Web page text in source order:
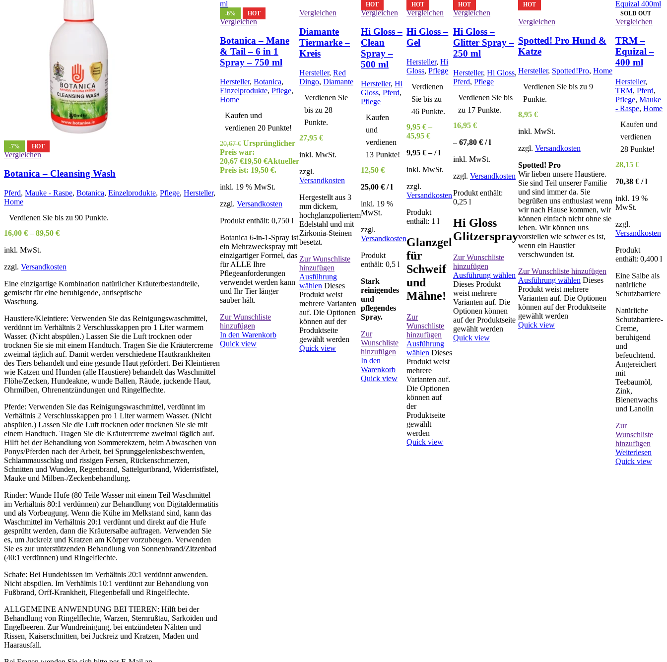
-7% HOT
Vergleichen
Botanica – Cleansing Wash
Pferd, Mauke - Raspe, Botanica, Einzelprodukte, Pflege, Hersteller,
Home
Verdienen Sie bis zu 90 Punkte.
16,00 € – 89,50 €
inkl. MwSt.
zzgl. Versandkosten
Eine einzigartige Kombination natürlicher Kräuterbestandteile,
gemischt für eine beruhigende, antiseptische
Waschung.
Haustiere/Kleintiere: Verwenden Sie das Reinigungswaschmittel,
verdünnt im Verhältnis 2 Verschlusskappen pro 1 Liter warmem
Wasser. (Nicht abspülen.) Lassen Sie die Luft trocknen oder
trocknen Sie sie mit einem Handtuch. Tragen Sie die Kräutercreme
zweimal täglich auf. Damit werden verschiedene Hautkrankheiten
des Tiers behandelt und eine gesunde Haut gefördert. Bei Kleintieren
wie Katzen und Hunden (alle Haustiere) behandelt das Waschmittel
Flöhe/Zecken, Hundeakne, wunde Ballen, Räude, juckende Haut,
Ohrmilben, Ohrenentzündungen und Ringelflechte.
Pferde: Verwenden Sie das Reinigungswaschmittel, verdünnt im
Verhältnis 2 Verschlusskappen pro 1 Liter warmem Wasser. (Nicht
abspülen.) Lassen Sie die Luft trocknen oder trocknen Sie sie mit
einem Handtuch. Tragen Sie die Kräutercreme zweimal täglich auf.
Hilft bei der Behandlung von Sommerekzem, beim Abwaschen von
Ponys/Pferden nach der Arbeit, bei Sprunggelenksbeschwerden,
Schlammausschlag und rissigen Fersen, Rückenschmerzen,
Schnitten und Wunden, Regenbrand, Sattelgurtbrand, Widerristfistel,
Mauke und Milben-/Zeckenbehandlung.
Rinder: Wunde Hufe (80 Teile Wasser mit einem Teil Waschmittel
im Verhältnis 80:1 verdünnen) zur Behandlung von Digitaldermatitis
und als Vorbeugung. Wenn die Kühe im Melkstand sind, kann das
Waschmittel im Verhältnis 20:1 verdünnt und direkt auf die Hufe
gesprüht werden, dann die Kräutersalbe auftragen. Verwenden Sie
es, um Juckreiz und Kratzen am Körper vorzubeugen. Verwenden
Sie es zur unterstützenden Behandlung von Sonnenbrand/Zitzenbad
(40:1 verdünnen) und Ringelflechte.
Schafe: Bei Hundebissen im Verhältnis 20:1 verdünnt anwenden.
Nicht abspülen. Im Verhältnis 10:1 verdünnt zur Behandlung von
Fußbrand, Orff-Krankheit, Fliegenbefall und Ringelflechte.
ALLGEMEINE ANWENDUNG BEI TIEREN: Hilft bei der
Behandlung von Ringelflechte, Warzen, Sternrußtau, Sarkoiden und
Engelbeeren. Zur Wundreinigung, bei entzündeten Nähten und
Rissen, Kaiserschnitten, bei Juckreiz und Kratzen, Maden und
Haarausfall.
-6% HOT
Vergleichen
Botanica – Mane
& Tail – 6 in 1
Spray – 750 ml
Hersteller, Botanica,
Einzelprodukte, Pflege,
Home
Kaufen und
verdienen 20 Punkte!
20,67€ Ursprünglicher
Preis war:
20,67 €19,50€Aktueller
Preis ist: 19,50 €.
inkl. 19 % MwSt.
zzgl.Versandkosten
Produkt enthält: 0,750l
Botanica 6-in-1-Spray ist
ein Mehrzweckspray mit
einzigartiger Formel, das
für ALLE Ihre
Pflegeanforderungen
verwendet werden kann
und Ihr Tier länger
sauber hält.
Zur Wunschliste
hinzufügen
In den Warenkorb
Quick view
Vergleichen
Diamante
Tiermarke –
Kreis
Hersteller, Red
Dingo, Diamante
Verdienen Sie
bis zu 28
Punkte.
27,95€
inkl. MwSt.
zzgl.
Versandkosten
Hergestellt aus 3
mm dickem,
hochglanzpoliertem
Edelstahl und mit
Zirkonia-Steinen
besetzt.
Zur Wunschliste
hinzufügen
Ausführung
wählen Dieses
Produkt weist
mehrere Varianten
auf. Die Optionen
können auf der
Produktseite
gewählt werden
Quick view
HOT
Vergleichen
Hi Gloss –
Clean
Spray –
500 ml
Hersteller, Hi
Gloss, Pferd,
Pflege
Kaufen
und
verdienen
13 Punkte!
12,50€
25,00€ /l
inkl. 19 %
MwSt.
zzgl.
Versandkosten
Produkt
enthält: 0,5l
Stark
reinigendes
und
pflegendes
Spray.
Zur
Wunschliste
hinzufügen
In den
Warenkorb
Quick view
HOT
Vergleichen
Hi Gloss –
Gel
Hersteller, Hi
Gloss, Pflege
Verdienen
Sie bis zu
46 Punkte.
9,95€ –
45,95€
9,95€– /l
inkl. MwSt.
zzgl.
Versandkosten
Produkt
enthält: 1l
Glanzgel
für
Schweif
und
Mähne!
Zur
Wunschliste
hinzufügen
Ausführung
wählen Dieses
Produkt weist
mehrere
Varianten auf.
Die Optionen
können auf
der
Produktseite
gewählt
werden
Quick view
HOT
Vergleichen
Hi Gloss –
Glitter Spray –
250 ml
Hersteller, Hi Gloss,
Pferd, Pflege
Verdienen Sie bis
zu 17 Punkte.
16,95 €
–67,80 €/l
inkl. MwSt.
zzgl. Versandkosten
Produkt enthält:
0,25 l
Hi Gloss
Glitzerspray
Zur Wunschliste
hinzufügen
Ausführung wählen
Dieses Produkt
weist mehrere
Varianten auf. Die
Optionen können
auf der Produktseite
gewählt werden
Quick view
HOT
Vergleichen
Spotted! Pro Hund &
Katze
Hersteller, Spotted!Pro, Home
Verdienen Sie bis zu 9
Punkte.
8,95 €
inkl. MwSt.
zzgl. Versandkosten
Spotted! Pro
Wir lieben unsere Haustiere.
Sie sind Teil unserer Familie
und sind immer da. Sie
begrüßen uns enthusiast wenn
wir nach Hause kommen, wir
können einfach nicht ohne sie
leben. Wir können uns
vorstellen wie schwer es ist,
wenn ein Haustier
verschwunden ist.
Zur Wunschliste hinzufügen
Ausführung wählen Dieses
Produkt weist mehrere
Varianten auf. Die Optionen
können auf der Produktseite
gewählt werden
Quick view
SOLD OUT
Vergleichen
TRM –
Equizal –
400 ml
Hersteller,
TRM, Pferd,
Pflege, Mauke
- Raspe, Home
Kaufen und
verdienen
28 Punkte!
28,15 €
70,38 € /l
inkl. 19 %
MwSt.
zzgl.
Versandkosten
Produkt
enthält: 0,400 l
Eine Salbe als
natürliche
Schutzbarriere
Natürliche
Schutzbarriere-
Creme,
beruhigend
und
befeuchtend.
Angereichert
mit
Teebaumöl,
Zink,
Bienenwachs
und Lanolin
Zur
Wunschliste
hinzufügen
Weiterlesen
Quick view